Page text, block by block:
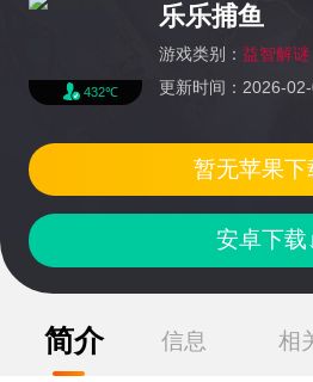
432℃
乐乐捕鱼
游戏类别： 益智解谜
更新时间：2026-
安卓下载
暂无苹果下
简介 信息 相